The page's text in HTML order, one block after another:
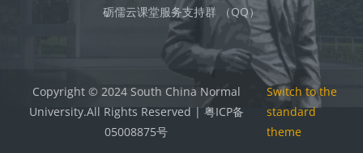
砺儒云课堂服务支持群 （QQ）
Copyright © 2024 South China Normal
University.All Rights Reserved | 粤ICP备
05008875号
Switch to the
standard
theme